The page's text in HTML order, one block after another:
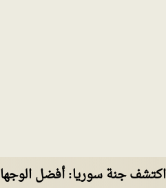
اكتشف جنة سوريا: أفضل